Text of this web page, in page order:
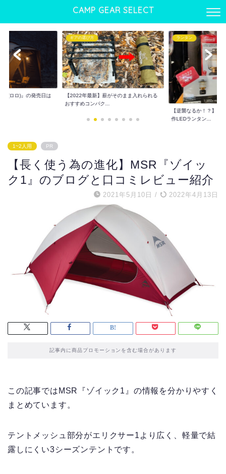
CAMP GEAR SELECT
そのまま入れられる
ランタン
作LEDランタン...
ギアの選び方
ワンタッチテントおす
でも使える優れもの...
1~2人用 PR
【長く使う為の進化】MSR『ゾイッ
ク1』のブログと口コミレビュー紹介
2021年5月10日 / 2022年4月13日
記事内に商品プロモーションを含む場合があります
この記事ではMSR『ゾイック1』の情報を分かりやすく
まとめています。
テントメッシュ部分がエリクサー1より広く、軽量で結
露しにくい3シーズンテントです。